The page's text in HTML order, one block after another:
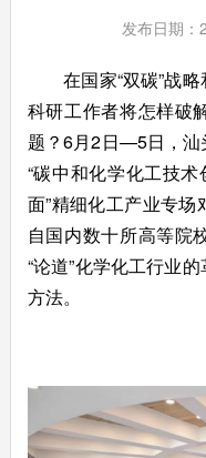
发布日期
在国家“双碳”战略
科研工作者将怎样破
题？6月2日—5日，汕
“碳中和化学化工技
面”精细化工产业专
自国内数十所高等院
“论道”化学化工行业
方法。